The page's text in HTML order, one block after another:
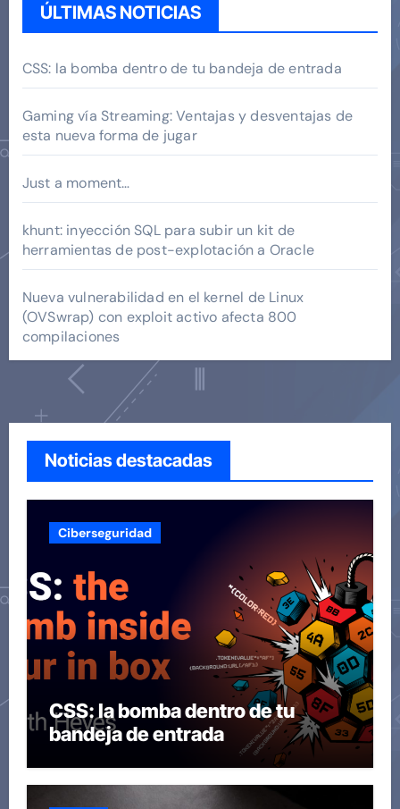
ÚLTIMAS NOTICIAS
CSS: la bomba dentro de tu bandeja de entrada
Gaming vía Streaming: Ventajas y desventajas de
esta nueva forma de jugar
Just a moment…
khunt: inyección SQL para subir un kit de
herramientas de post-explotación a Oracle
Nueva vulnerabilidad en el kernel de Linux
(OVSwrap) con exploit activo afecta 800
compilaciones
Noticias destacadas
Ciberseguridad
CSS: la bomba dentro de tu
bandeja de entrada